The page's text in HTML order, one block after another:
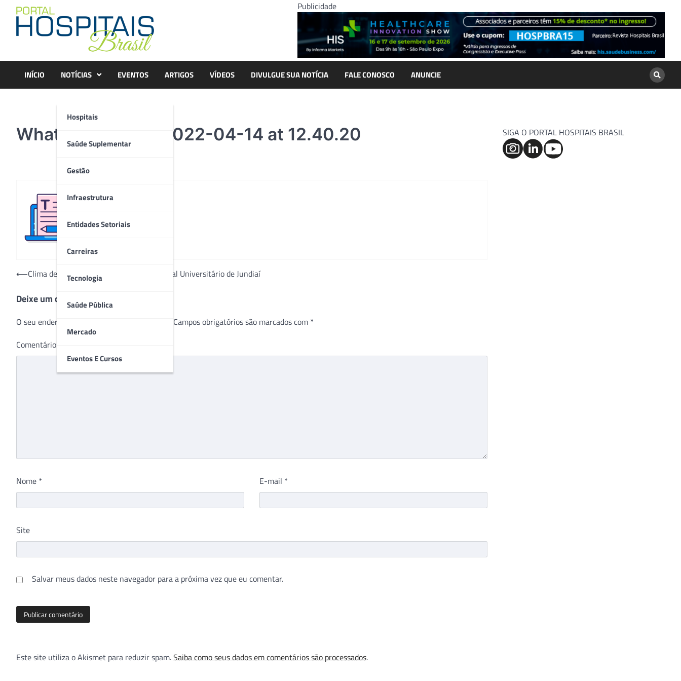
content
Publicidade
INÍCIO NOTÍCIAS
Hospitais
Saúde Suplementar
Gestão
Infraestrutura
Entidades Setoriais
Carreiras
Tecnologia
Saúde Pública
Mercado
Eventos E Cursos
EVENTOS ARTIGOS VÍDEOS DIVULGUE SUA NOTÍCIA FALE CONOSCO ANUNCIE
WhatsApp Image 2022-04-14 at 12.40.20
Navegação
Post
⟵Clima de Páscoa anima crianças no Hospital Universitário de Jundiaí
Deixe um comentário
O seu endereço de e-mail não será publicado. Campos obrigatórios são marcados com *
Comentário
Nome * E-mail *
Site
Salvar meus dados neste navegador para a próxima vez que eu comentar.
Este site utiliza o Akismet para reduzir spam.Saiba como seus dados em comentários são processados.
SIGA O PORTAL HOSPITAIS BRASIL